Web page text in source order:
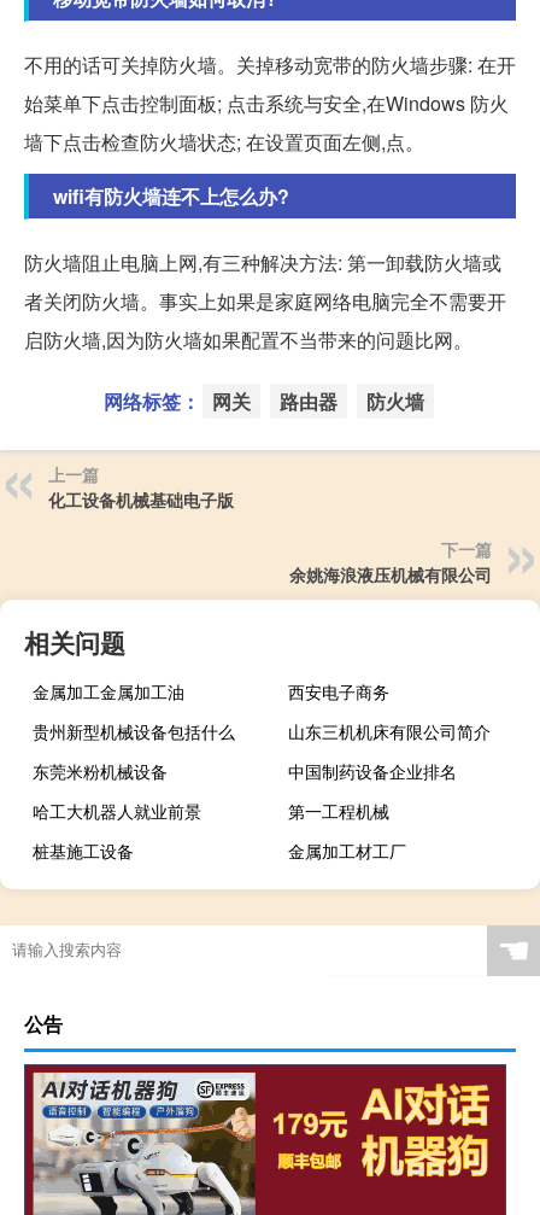
不用的话可关掉防火墙。关掉移动宽带的防火墙步骤: 在开
始菜单下点击控制面板; 点击系统与安全,在Windows 防火
墙下点击检查防火墙状态; 在设置页面左侧,点。
wifi有防火墙连不上怎么办?
防火墙阻止电脑上网,有三种解决方法: 第一卸载防火墙或
者关闭防火墙。事实上如果是家庭网络电脑完全不需要开
启防火墙,因为防火墙如果配置不当带来的问题比网。
网络标签： 网关 路由器 防火墙
上一篇
化工设备机械基础电子版
下一篇
余姚海浪液压机械有限公司
相关问题
金属加工金属加工油
西安电子商务
贵州新型机械设备包括什么
山东三机机床有限公司简介
东莞米粉机械设备
中国制药设备企业排名
哈工大机器人就业前景
第一工程机械
桩基施工设备
金属加工材工厂
☚
公告